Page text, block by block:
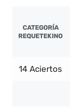
CATEGORÍA
REQUETEKINO
14 Aciertos